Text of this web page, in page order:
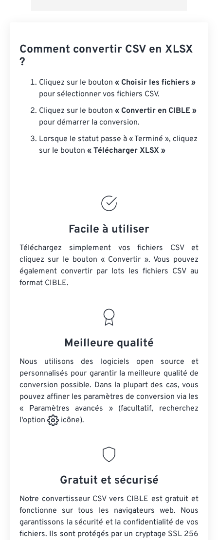
Comment convertir CSV en XLSX
?
Cliquez sur le bouton « Choisir les fichiers »
pour sélectionner vos fichiers CSV.
Cliquez sur le bouton « Convertir en CIBLE »
pour démarrer la conversion.
Lorsque le statut passe à « Terminé », cliquez
sur le bouton « Télécharger XLSX »
Facile à utiliser
Téléchargez simplement vos fichiers CSV et
cliquez sur le bouton « Convertir ». Vous pouvez
également convertir par lots les fichiers CSV au
format CIBLE.
Meilleure qualité
Nous utilisons des logiciels open source et
personnalisés pour garantir la meilleure qualité de
conversion possible. Dans la plupart des cas, vous
pouvez affiner les paramètres de conversion via les
« Paramètres avancés » (facultatif, recherchez
l'option
icône).
Gratuit et sécurisé
Notre convertisseur CSV vers CIBLE est gratuit et
fonctionne sur tous les navigateurs web. Nous
garantissons la sécurité et la confidentialité de vos
fichiers. Ils sont protégés par un cryptage SSL 256